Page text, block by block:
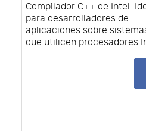
Compilador C++ de Intel.
para desarrolladores de
aplicaciones sobre
que utilicen procesadores